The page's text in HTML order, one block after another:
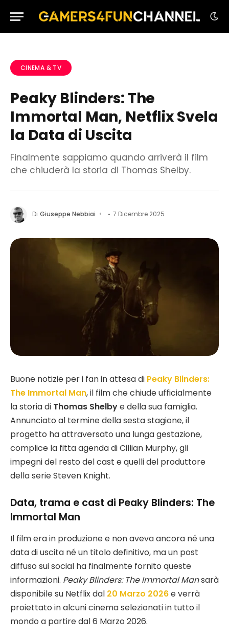
CINEMA & TV
Peaky Blinders: The
Immortal Man, Netflix Svela
la Data di Uscita
Finalmente sappiamo quando arriverà il film
che chiuderà la storia di Thomas Shelby.
Di Giuseppe Nebbiai 7 Dicembre 2025
Buone notizie per i fan in attesa di Peaky Blinders:
The Immortal Man, il film che chiude ufficialmente
la storia di Thomas Shelbye della sua famiglia.
Annunciato al termine della sesta stagione, il
progetto ha attraversato una lunga gestazione,
complice la fitta agenda di Cillian Murphy, gli
impegni del resto del cast e quelli del produttore
della serie Steven Knight.
Data, trama e cast di Peaky Blinders: The
Immortal Man
Il film era in produzione e non aveva ancora né una
data di uscita né un titolo definitivo, ma un post
diffuso sui social ha finalmente fornito queste
informazioni. Peaky Blinders: The Immortal Mansarà
disponibile su Netflix dal 20 Marzo 2026e verrà
proiettato in alcuni cinema selezionati in tutto il
mondo a partire dal 6 Marzo 2026.